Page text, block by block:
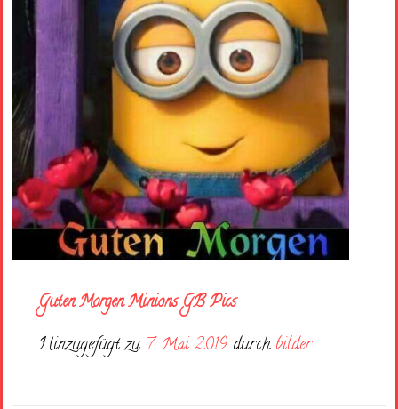
Guten Morgen Minions GB Pics
Hinzugefügt zu 7. Mai 2019 durch bilder